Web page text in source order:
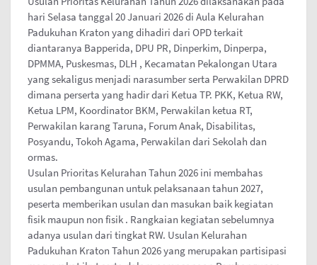
hari Selasa tanggal 20 Januari 2026 di Aula Kelurahan
Padukuhan Kraton yang dihadiri dari OPD terkait
diantaranya Bapperida, DPU PR, Dinperkim, Dinperpa,
DPMMA, Puskesmas, DLH , Kecamatan Pekalongan Utara
yang sekaligus menjadi narasumber serta Perwakilan DPRD
dimana perserta yang hadir dari Ketua TP. PKK, Ketua RW,
Ketua LPM, Koordinator BKM, Perwakilan ketua RT,
Perwakilan karang Taruna, Forum Anak, Disabilitas,
Posyandu, Tokoh Agama, Perwakilan dari Sekolah dan
ormas.
Usulan Prioritas Kelurahan Tahun 2026 ini membahas
usulan pembangunan untuk pelaksanaan tahun 2027,
peserta memberikan usulan dan masukan baik kegiatan
fisik maupun non fisik . Rangkaian kegiatan sebelumnya
adanya usulan dari tingkat RW. Usulan Kelurahan
Padukuhan Kraton Tahun 2026 yang merupakan partisipasi